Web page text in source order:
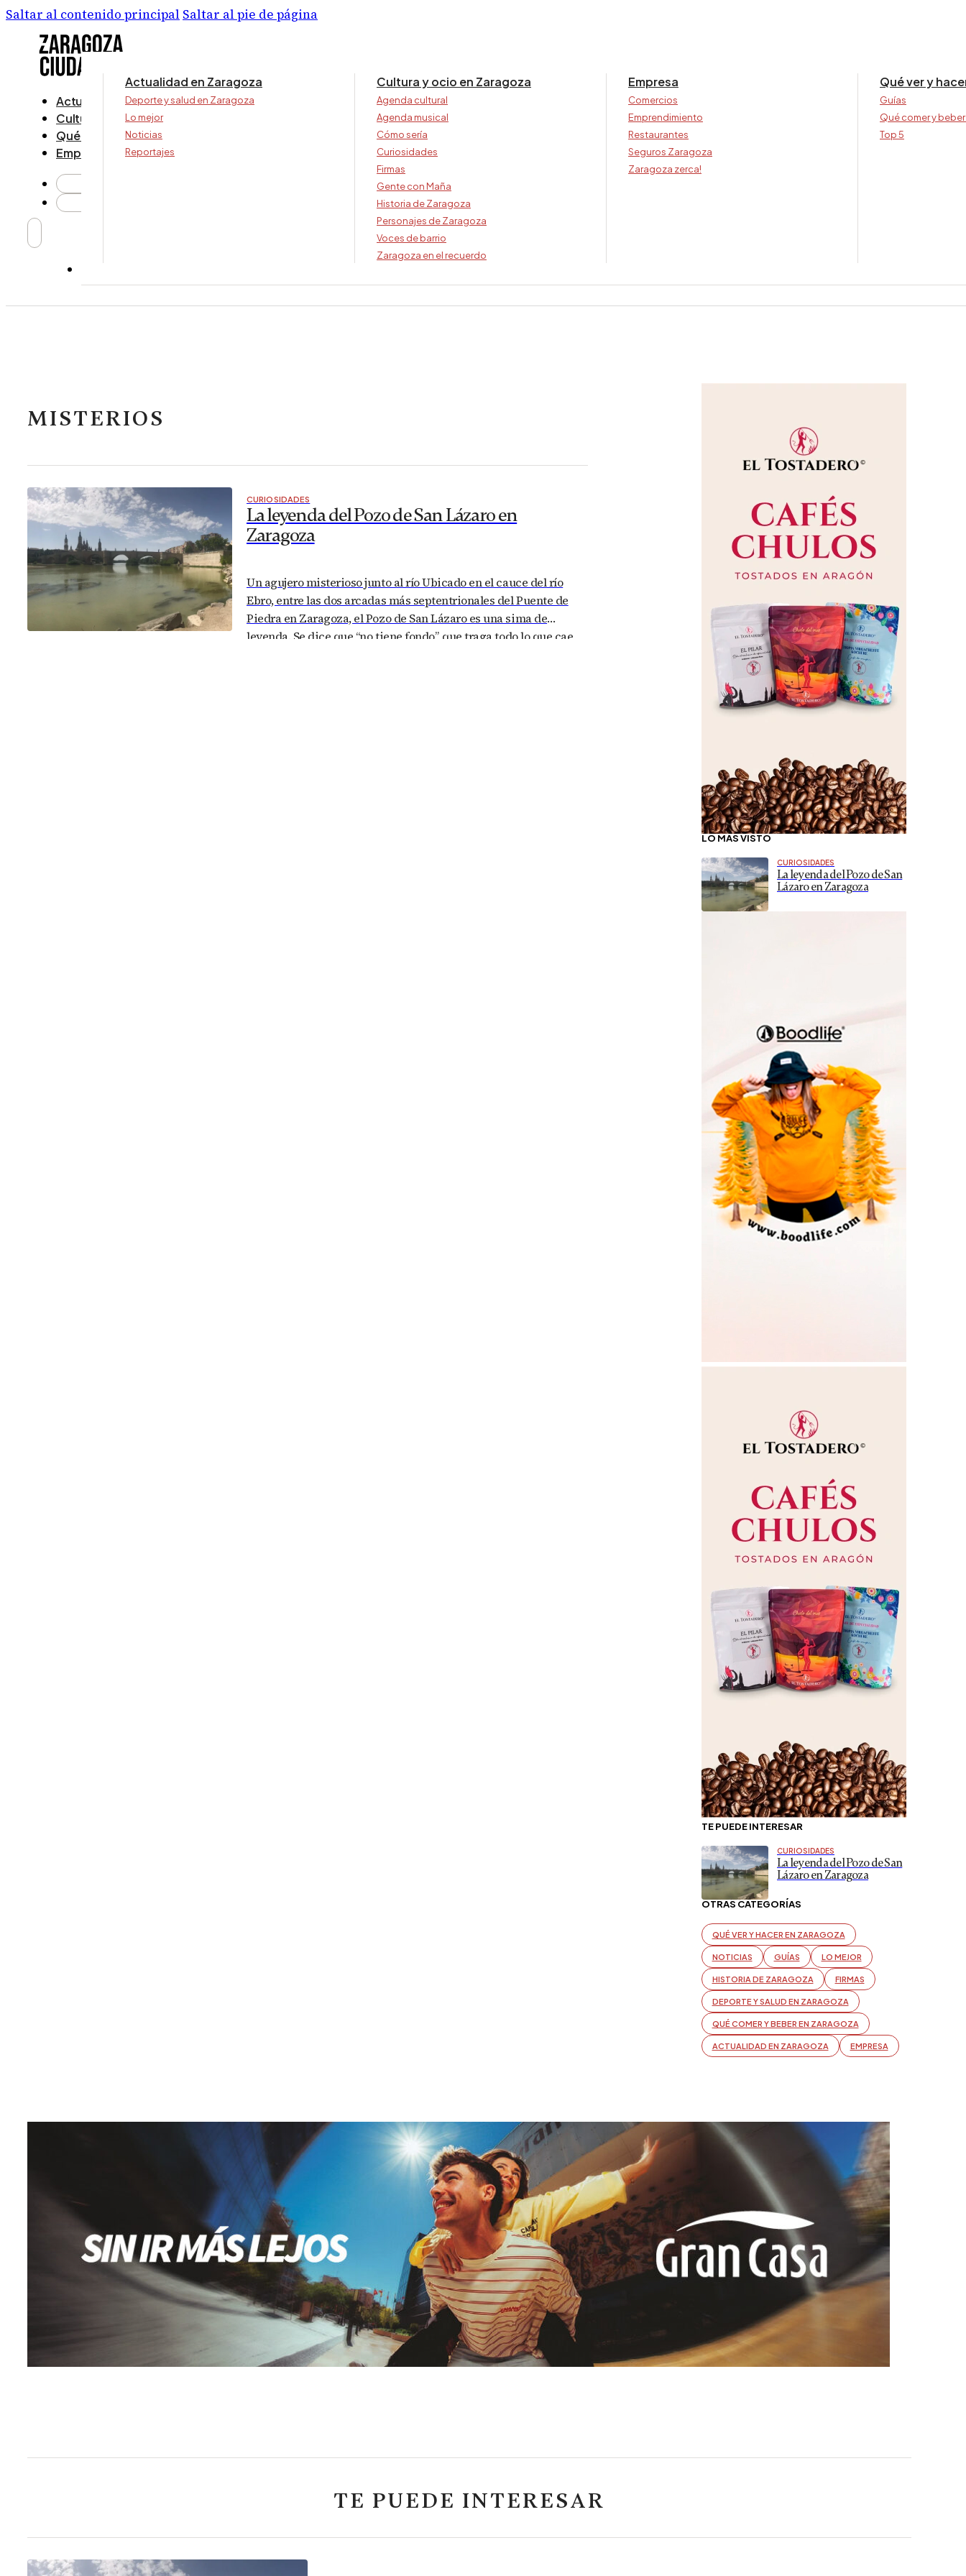
Saltar al contenido principal Saltar al pie de página
Actualidad
Cultura y ocio
Qué ver y hacer
Empresa
Actualidad en Zaragoza
Deporte y salud en Zaragoza
Lo mejor
Noticias
Reportajes
Cultura y ocio en Zaragoza
Agenda cultural
Agenda musical
Cómo sería
Curiosidades
Firmas
Gente con Maña
Historia de Zaragoza
Personajes de Zaragoza
Voces de barrio
Zaragoza en el recuerdo
Empresa
Comercios
Emprendimiento
Restaurantes
Seguros Zaragoza
Zaragoza zerca!
Qué ver y
Guías
Qué comer y
Top 5
MISTERIOS
CURIOSIDADES
La leyenda del Pozo de San Lázaro en
Zaragoza
Un agujero misterioso junto al río Ubicado en el cauce del río
Ebro, entre las dos arcadas más septentrionales del Puente de
Piedra en Zaragoza, el Pozo de San Lázaro es una sima de
leyenda. Se dice que “no tiene fondo”, que traga todo lo que cae
LO MÁS VISTO
CURIOSIDADES
La leyenda del Pozo de San
Lázaro en Zaragoza
TE PUEDE INTERESAR
CURIOSIDADES
La leyenda del Pozo de San
Lázaro en Zaragoza
OTRAS CATEGORÍAS
QUÉ VER Y HACER EN ZARAGOZA
NOTICIAS GUÍAS LO MEJOR
HISTORIA DE ZARAGOZA FIRMAS
DEPORTE Y SALUD EN ZARAGOZA
QUÉ COMER Y BEBER EN ZARAGOZA
ACTUALIDAD EN ZARAGOZA EMPRESA
TE PUEDE INTERESAR